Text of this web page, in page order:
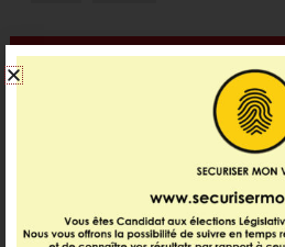
Dernières infos
Economie
920 millions
rouvre les
01:37